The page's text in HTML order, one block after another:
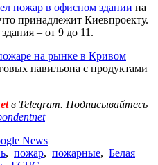
пожар в офисном здании на
принадлежит Киевпроекту.
– от 9 до 11.
на рынке в Кривом
павильона с продуктами
в Telegram. Подписывайтесь
News
, пожар, пожарные, Белая